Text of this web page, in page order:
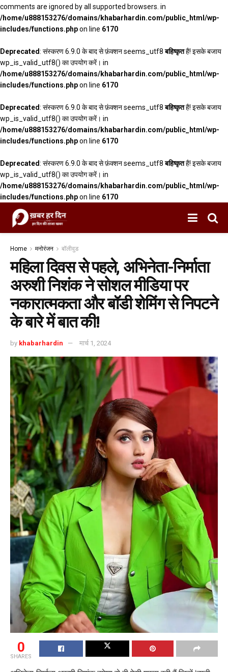
comments are ignored by all supported browsers. in
/home/u888153276/domains/khabarhardin.com/public_html/wp-
includes/functions.phpon line 6170
Deprecated: संस्करण 6.9.0 के बाद से फ़ंक्शन seems_utf8बहिष्कृतहै! इसके बजाय
wp_is_valid_utf8() का उपयोग करें। in
/home/u888153276/domains/khabarhardin.com/public_html/wp-
includes/functions.phpon line 6170
Deprecated: संस्करण 6.9.0 के बाद से फ़ंक्शन seems_utf8बहिष्कृतहै! इसके बजाय
wp_is_valid_utf8() का उपयोग करें। in
/home/u888153276/domains/khabarhardin.com/public_html/wp-
includes/functions.phpon line 6170
Deprecated: संस्करण 6.9.0 के बाद से फ़ंक्शन seems_utf8बहिष्कृतहै! इसके बजाय
wp_is_valid_utf8() का उपयोग करें। in
/home/u888153276/domains/khabarhardin.com/public_html/wp-
includes/functions.phpon line 6170
Home मनोरंजन बॉलीवुड
महिला दिवस से पहले, अभिनेता-निर्माता
अरुशी निशंक ने सोशल मीडिया पर
नकारात्मकता और बॉडी शेमिंग से निपटने
के बारे में बात की!
by khabarhardin मार्च 1, 2024
0
SHARES